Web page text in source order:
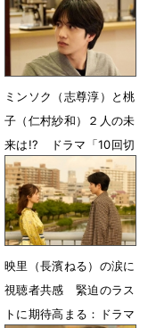
7月9日 09時06分
ミンソク（志尊淳）と桃
子（仁村紗和）２人の未
来は!? ドラマ「10回切
って」最終回みどころ
6月13日 09時10分
映里（長濱ねる）の涙に
視聴者共感 緊迫のラス
トに期待高まる：ドラマ